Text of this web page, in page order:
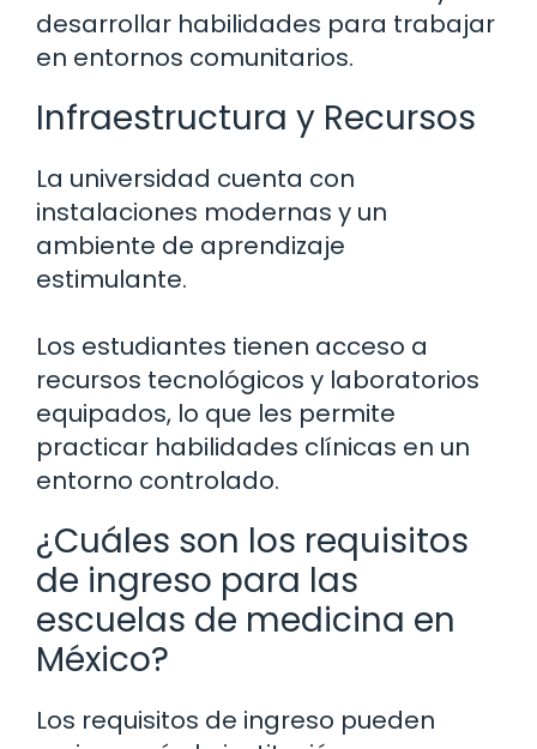
desarrollar habilidades para trabajar
en entornos comunitarios.
Infraestructura y Recursos
La universidad cuenta con
instalaciones modernas y un
ambiente de aprendizaje
estimulante.
Los estudiantes tienen acceso a
recursos tecnológicos y laboratorios
equipados, lo que les permite
practicar habilidades clínicas en un
entorno controlado.
¿Cuáles son los requisitos
de ingreso para las
escuelas de medicina en
México?
Los requisitos de ingreso pueden